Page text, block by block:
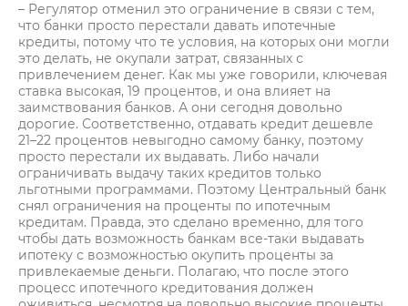
– Регулятор отменил это ограничение в связи с тем,
что банки просто перестали давать ипотечные
кредиты, потому что те условия, на которых они могли
это делать, не окупали затрат, связанных с
привлечением денег. Как мы уже говорили, ключевая
ставка высокая, 19 процентов, и она влияет на
заимствования банков. А они сегодня довольно
дорогие. Соответственно, отдавать кредит дешевле
21–22 процентов невыгодно самому банку, поэтому
просто перестали их выдавать. Либо начали
ограничивать выдачу таких кредитов только
льготными программами. Поэтому Центральный банк
снял ограничения на проценты по ипотечным
кредитам. Правда, это сделано временно, для того
чтобы дать возможность банкам все-таки выдавать
ипотеку с возможностью окупить проценты за
привлекаемые деньги. Полагаю, что после этого
процесс ипотечного кредитования должен